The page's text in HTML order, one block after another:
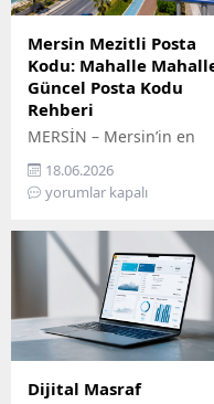
Mersin Mezitli Posta
Kodu: Mahalle
Güncel Posta Kodu
Rehberi
MERSİN – Mersin’in en
hızlı gelişen ilçelerinden
biri olan Mezitli, artan
nüfusu ve büyüyen
çekiyor. Resmi işlemlerden
kargo gönderilerine, e-
ticaretten adres
kayıtlarına kadar birçok
alanda doğru posta
kodunun kullanılması
büyük önem taşıyor.
18.06.2026
yorumlar kapalı
Dijital Masraf